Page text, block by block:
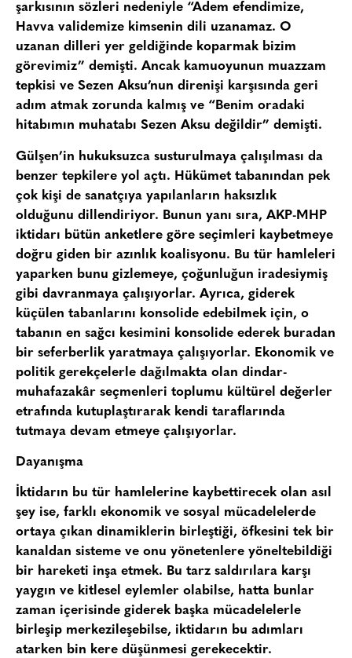
şarkısının sözleri nedeniyle “Adem efendimize,
Havva validemize kimsenin dili uzanamaz. O
uzanan dilleri yer geldiğinde koparmak bizim
görevimiz” demişti. Ancak kamuoyunun muazzam
tepkisi ve Sezen Aksu’nun direnişi karşısında geri
adım atmak zorunda kalmış ve “Benim oradaki
hitabımın muhatabı Sezen Aksu değildir” demişti.
Gülşen’in hukuksuzca susturulmaya çalışılması da
benzer tepkilere yol açtı. Hükümet tabanından pek
çok kişi de sanatçıya yapılanların haksızlık
olduğunu dillendiriyor. Bunun yanı sıra, AKP-MHP
iktidarı bütün anketlere göre seçimleri kaybetmeye
doğru giden bir azınlık koalisyonu. Bu tür hamleleri
yaparken bunu gizlemeye, çoğunluğun iradesiymiş
gibi davranmaya çalışıyorlar. Ayrıca, giderek
küçülen tabanlarını konsolide edebilmek için, o
tabanın en sağcı kesimini konsolide ederek buradan
bir seferberlik yaratmaya çalışıyorlar. Ekonomik ve
politik gerekçelerle dağılmakta olan dindar-
muhafazakâr seçmenleri toplumu kültürel değerler
etrafında kutuplaştırarak kendi taraflarında
tutmaya devam etmeye çalışıyorlar.
Dayanışma
İktidarın bu tür hamlelerine kaybettirecek olan asıl
şey ise, farklı ekonomik ve sosyal mücadelelerde
ortaya çıkan dinamiklerin birleştiği, öfkesini tek bir
kanaldan sisteme ve onu yönetenlere yöneltebildiği
bir hareketi inşa etmek. Bu tarz saldırılara karşı
yaygın ve kitlesel eylemler olabilse, hatta bunlar
zaman içerisinde giderek başka mücadelelerle
birleşip merkezileşebilse, iktidarın bu adımları
atarken bin kere düşünmesi gerekecektir.